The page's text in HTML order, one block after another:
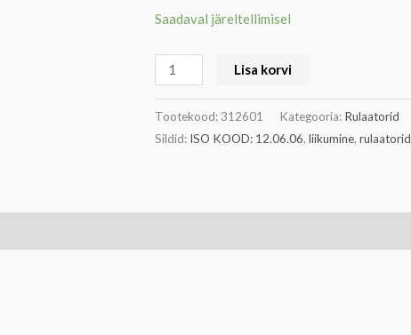
Saadaval järeltellimisel
Lisa korvi
Tootekood:312601 Kategooria: Rulaatorid
Sildid: ISO KOOD: 12.06.06, liikumine, rulaatorid